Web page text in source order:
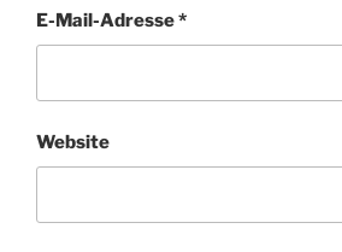
E-Mail-Adresse*
Website